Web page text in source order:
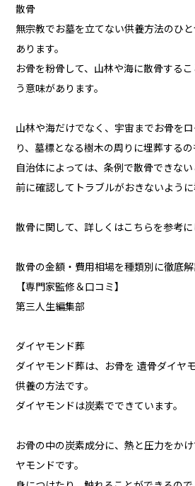
散骨
無宗教でお墓を立てない供養方法のひ
あります。
お骨を粉骨して、山林や海に散骨する
う意味があります。
山林や海だけでなく、宇宙までお骨を
り、墓標となる樹木の周りに埋葬するの
自治体によっては、条例で散骨できな
前に確認してトラブルがおきないように
散骨に関して、詳しくはこちらを参考に
散骨の金額・費用相場を種類別に徹底解
【専門家監修＆口コミ】
第三人生編集部
ダイヤモンド葬
ダイヤモンド葬は、お骨を 遺骨ダイヤ
供養の方法です。
ダイヤモンドは炭素でできています。
お骨の中の炭素成分に、熱と圧力をか
ヤモンドです。